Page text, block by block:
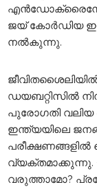
ജയ് കോര്‍ഡിയ
നല്‍കുന്നു.
ജീവിതശൈലിയില്‍
ഡയബറ്റിസില്‍
പുരോഗതി വലിയ
ഇന്ത്യയിലെ
പരീക്ഷണങ്ങളിൽ
വ്യക്തമാക്കുന്നു.
വരുത്താമോ?